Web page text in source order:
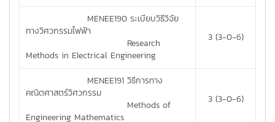
MENEE190 ระเบียบวิธีวิจัย
ทางวิศวกรรมไฟฟ้า
Research
Methods in Electrical Engineering
3 (3-0-6)
MENEE191 วิธีการทาง
คณิตศาสตร์วิศวกรรม
Methods of
Engineering Mathematics
3 (3-0-6)